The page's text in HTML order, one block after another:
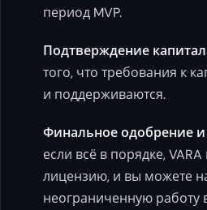
период MVP.
Подтверждение
того, что требования к
и поддерживаются.
Финальное одобрение
если всё в порядке,
лицензию, и вы можете
неограниченную работу